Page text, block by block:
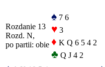
Rozdanie 13
Rozd. N,
po partii: obie
♠ 7 6
♥ 3
♦ K Q 6 5 4 2
♣ Q J 4 2